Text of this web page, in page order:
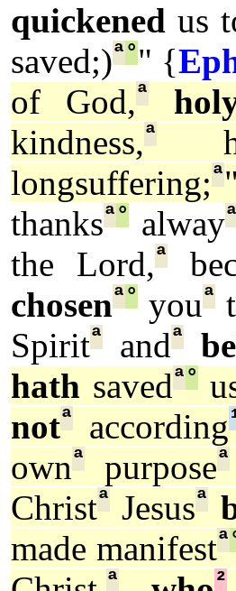
quickened us
saved;)ª°" {
of God,ª
kindness,ª
longsuffering;ª
thanksª° alwayª
the Lord,ª
chosenª° youª
Spiritª andª
hath savedª°
notª according
ownª purposeª
Christª Jesusª
made manifestª
ª ²